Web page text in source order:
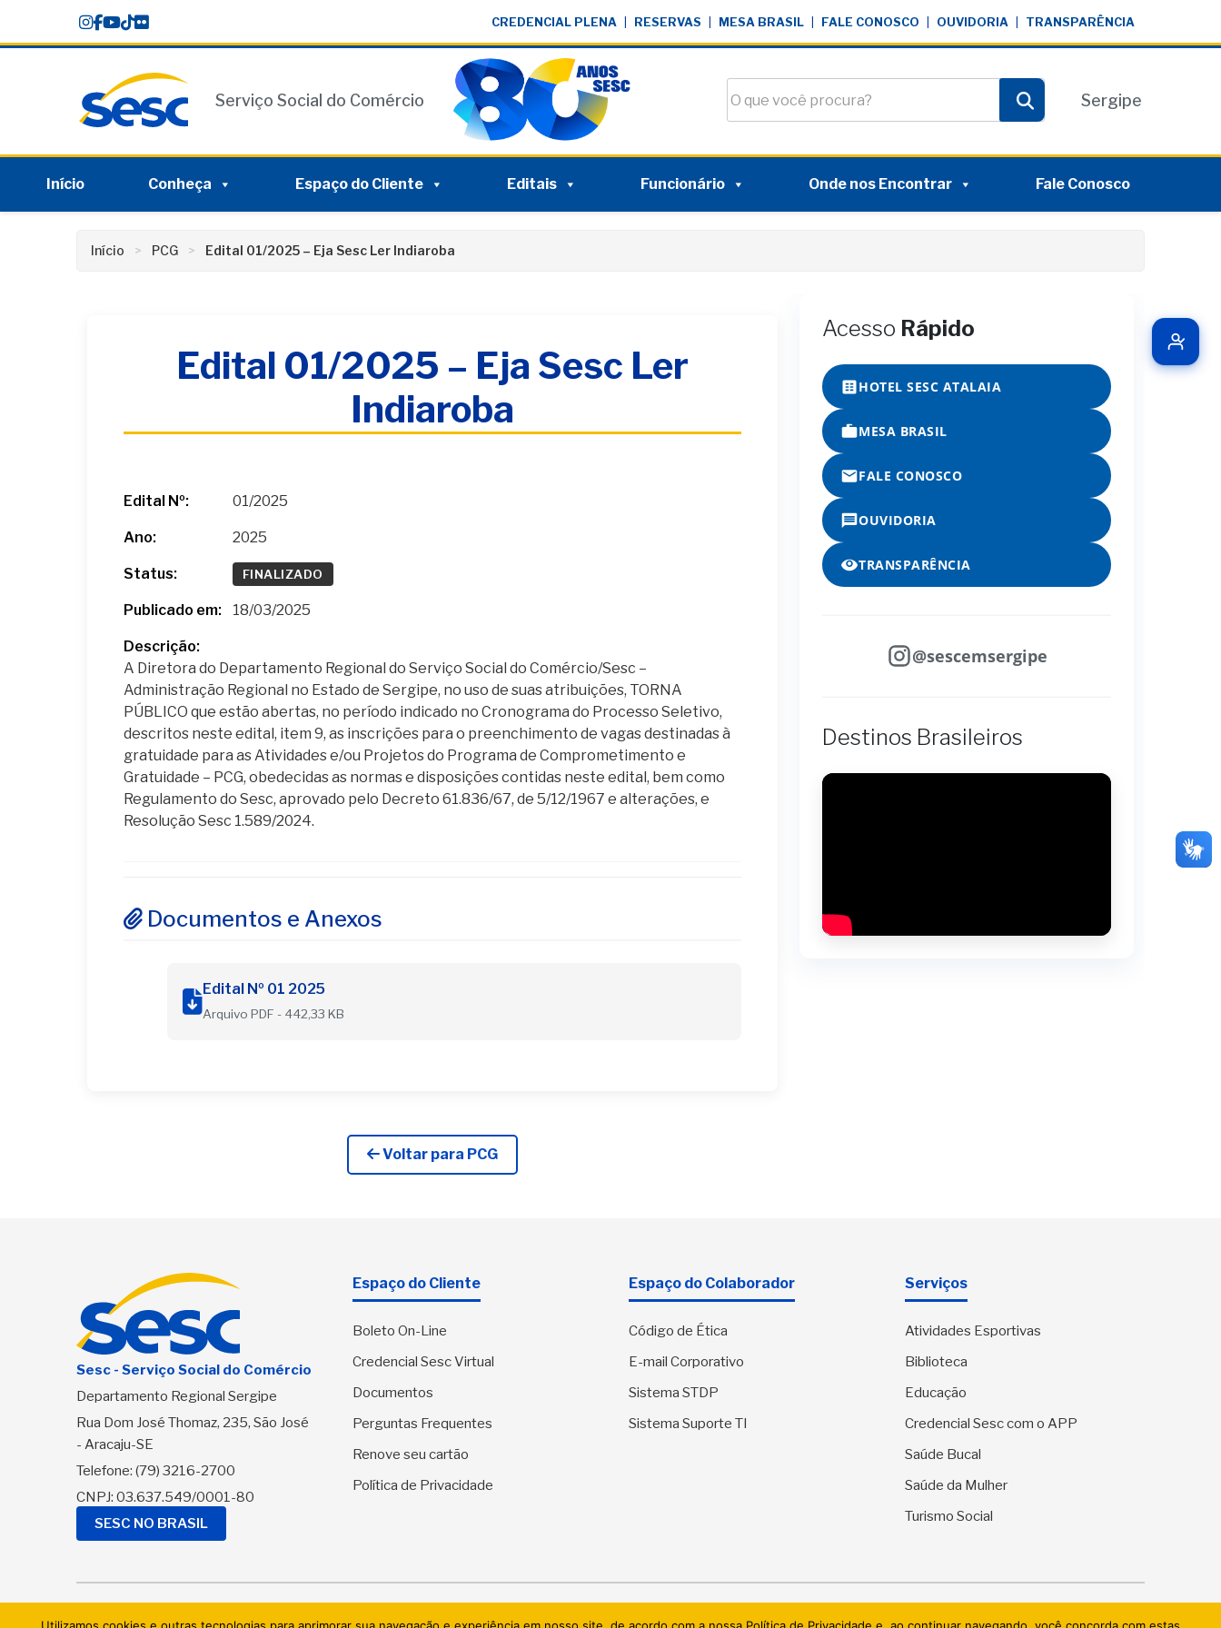
content
CREDENCIAL PLENA RESERVAS MESA BRASIL FALE CONOSCO OUVIDORIA TRANSPARÊNCIA
Serviço Social do Comércio
Pesquisar
Sergipe
Início Conheça Espaço do Cliente Editais Funcionário Onde nos Encontrar Fale Conosco
Início PCG Edital 01/2025 – Eja Sesc Ler Indiaroba
Edital 01/2025 – Eja Sesc Ler
Indiaroba
Edital Nº: 01/2025
Ano: 2025
Status: FINALIZADO
Publicado em: 18/03/2025
Descrição:
A Diretora do Departamento Regional do Serviço Social do Comércio/Sesc –
Administração Regional no Estado de Sergipe, no uso de suas atribuições, TORNA
PÚBLICO que estão abertas, no período indicado no Cronograma do Processo Seletivo,
descritos neste edital, item 9, as inscrições para o preenchimento de vagas destinadas à
gratuidade para as Atividades e/ou Projetos do Programa de Comprometimento e
Gratuidade – PCG, obedecidas as normas e disposições contidas neste edital, bem como
Regulamento do Sesc, aprovado pelo Decreto 61.836/67, de 5/12/1967 e alterações, e
Resolução Sesc 1.589/2024.
Documentos e Anexos
Edital Nº 01 2025
Arquivo PDF - 442,33 KB
Voltar para PCG
Acesso Rápido
HOTEL SESC ATALAIA
MESA BRASIL
FALE CONOSCO
OUVIDORIA
TRANSPARÊNCIA
@sescemsergipe
Destinos Brasileiros
Sesc - Serviço Social do Comércio
Departamento Regional Sergipe
Rua Dom José Thomaz, 235, São José
- Aracaju-SE
Telefone: (79) 3216-2700
CNPJ: 03.637.549/0001-80
SESC NO BRASIL
Espaço do Cliente
Boleto On-Line
Credencial Sesc Virtual
Documentos
Perguntas Frequentes
Renove seu cartão
Política de Privacidade
Espaço do Colaborador
Código de Ética
E-mail Corporativo
Sistema STDP
Sistema Suporte TI
Serviços
Atividades Esportivas
Biblioteca
Educação
Credencial Sesc com o APP
Saúde Bucal
Saúde da Mulher
Turismo Social